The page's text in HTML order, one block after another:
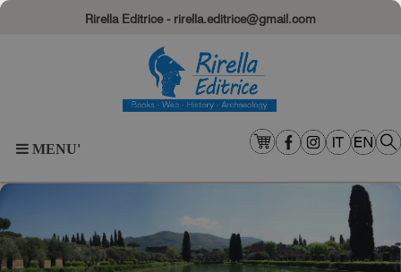
Rirella Editrice - rirella.editrice@gmail.com
MENU'